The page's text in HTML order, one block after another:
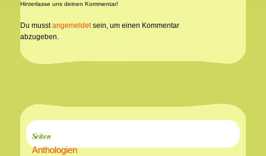
Hinterlasse uns deinen Kommentar!
Du musstangemeldetsein, um einen Kommentar
abzugeben.
Seiten
Anthologien